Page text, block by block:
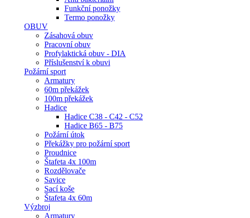
Funkční ponožky
Termo ponožky
OBUV
Zásahová obuv
Pracovní obuv
Profylaktická obuv - DIA
Příslušenství k obuvi
Požární sport
Armatury
60m překážek
100m překážek
Hadice
Hadice C38 - C42 - C52
Hadice B65 - B75
Požární útok
Překážky pro požární sport
Proudnice
Štafeta 4x 100m
Rozdělovače
Savice
Sací koše
Štafeta 4x 60m
Výzbroj
Armatury